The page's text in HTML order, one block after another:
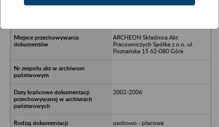
MEBLE OBORNIKI Sp. z o.o. w
ARCHEON Składnica Akt
Pracowniczych Spółka z o.o. ul.
Poznańska 15 62-080 Góra
2002-2006
osobowo - płacowa